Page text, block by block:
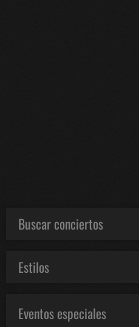
Buscar conciertos
Estilos
Eventos especiales